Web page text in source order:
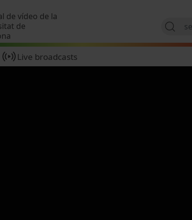
de vídeo de la
de
Live broadcasts